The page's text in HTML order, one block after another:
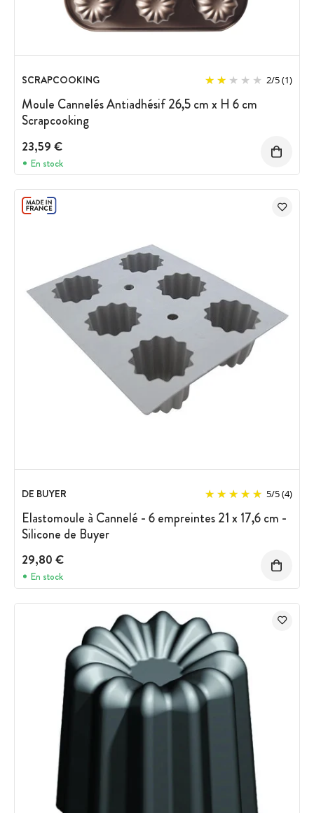
SCRAPCOOKING 2/5(1)
Moule Cannelés Antiadhésif 26,5 cm x H 6 cm
Scrapcooking
23,59 €
En stock
DE BUYER 5/5(4)
Elastomoule à Cannelé - 6 empreintes 21 x 17,6 cm -
Silicone de Buyer
29,80 €
En stock